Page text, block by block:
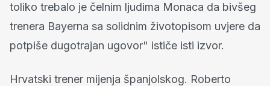
toliko trebalo je čelnim ljudima Monaca da bivšeg
trenera Bayerna sa solidnim životopisom uvjere da
potpiše dugotrajan ugovor" ističe isti izvor.
Hrvatski trener mijenja španjolskog. Roberto